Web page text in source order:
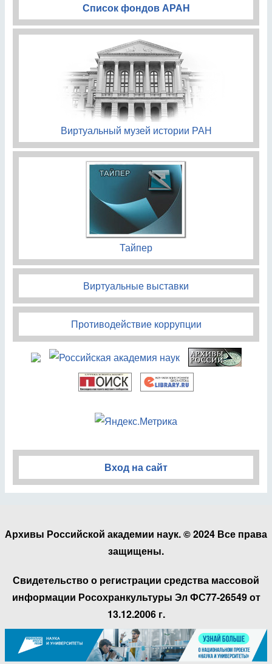
Список фондов АРАН
Виртуальный музей истории РАН
Тайпер
Виртуальные выставки
Противодействие коррупции
Вход на сайт
Архивы Российской академии наук. © 2024 Все права
защищены.
Свидетельство о регистрации средства массовой
информации Росохранкультуры Эл ФС77-26549 от
13.12.2006 г.